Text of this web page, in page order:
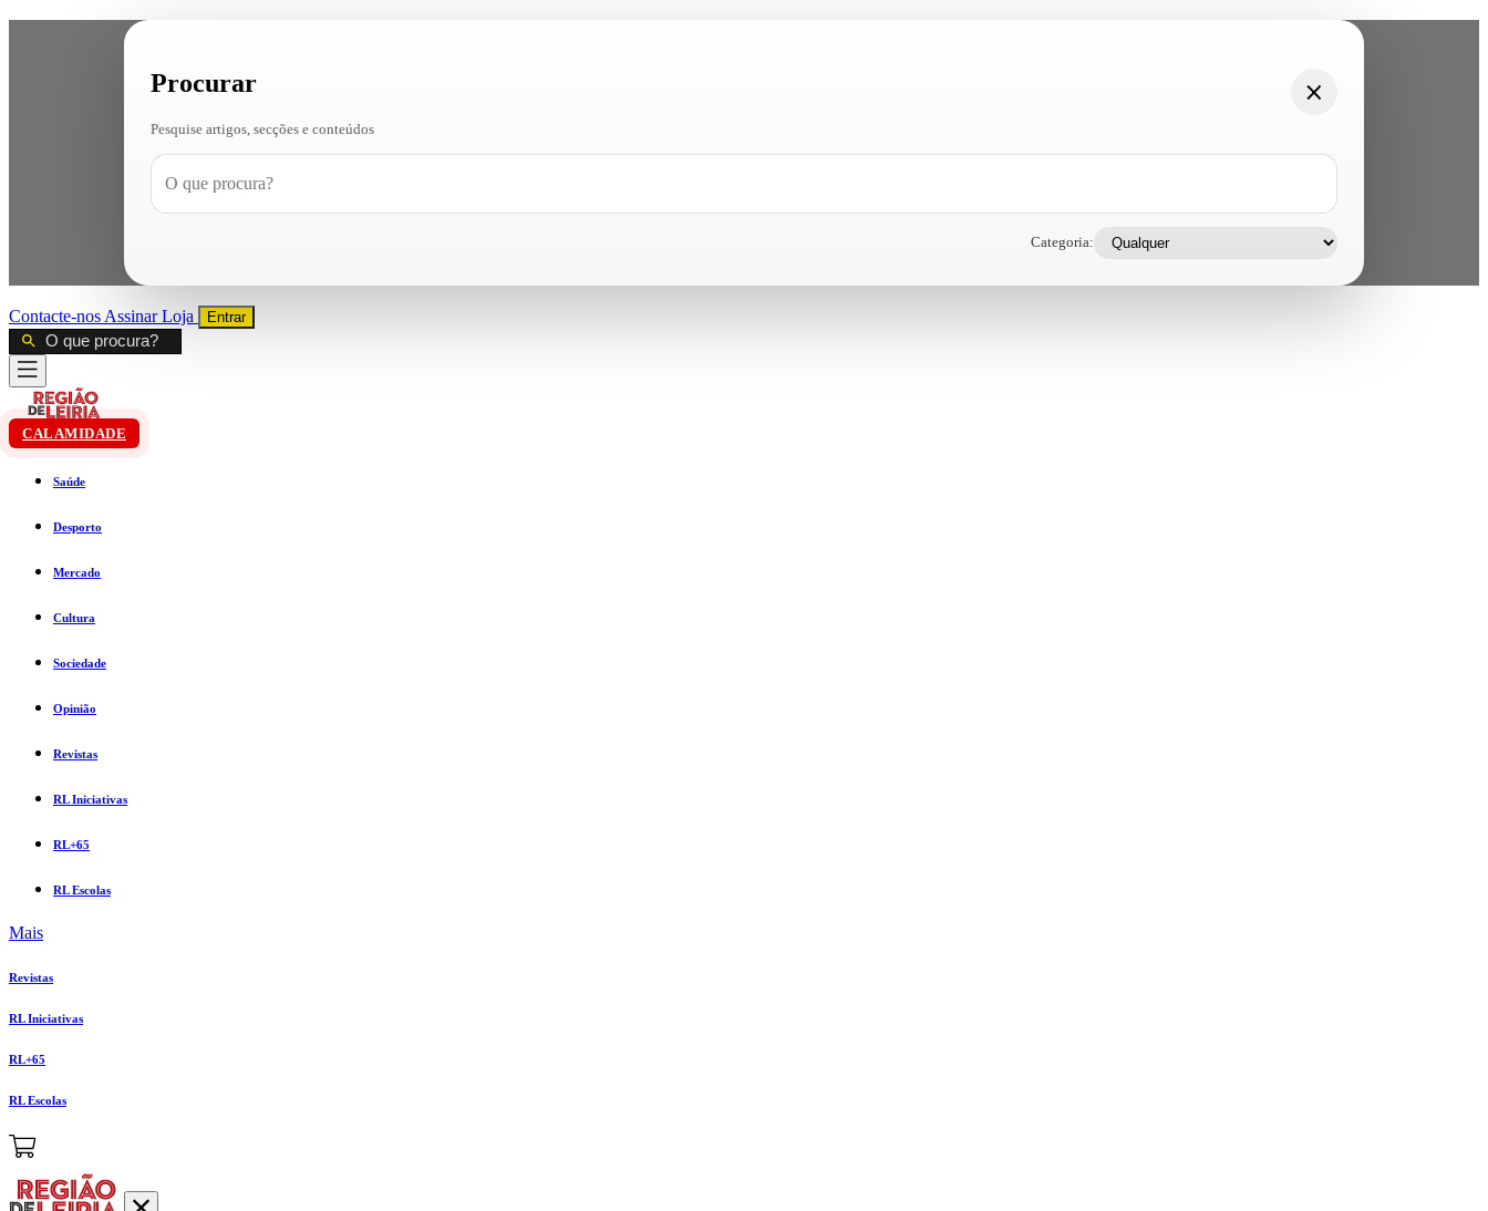
Procurar
Pesquise artigos, secções e conteúdos
Categoria:
Contacte-nos AssinarLoja Entrar
CALAMIDADE
Saúde
Desporto
Mercado
Cultura
Sociedade
Opinião
Revistas
RL Iniciativas
RL+65
RL Escolas
Mais
Revistas
RL Iniciativas
RL+65
RL Escolas